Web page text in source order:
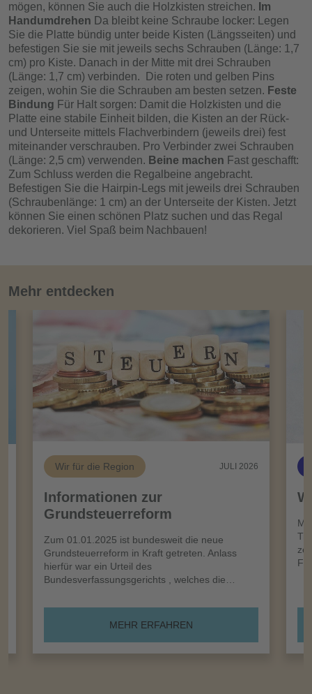
mögen, können Sie auch die Holzkisten streichen. Im
Handumdrehen Da bleibt keine Schraube locker: Legen
Sie die Platte bündig unter beide Kisten (Längsseiten) und
befestigen Sie sie mit jeweils sechs Schrauben (Länge: 1,7
cm) pro Kiste. Danach in der Mitte mit drei Schrauben
(Länge: 1,7 cm) verbinden. Die roten und gelben Pins
zeigen, wohin Sie die Schrauben am besten setzen. Feste
Bindung Für Halt sorgen: Damit die Holzkisten und die
Platte eine stabile Einheit bilden, die Kisten an der Rück-
und Unterseite mittels Flachverbindern (jeweils drei) fest
miteinander verschrauben. Pro Verbinder zwei Schrauben
(Länge: 2,5 cm) verwenden. Beine machen Fast geschafft:
Zum Schluss werden die Regalbeine angebracht.
Befestigen Sie die Hairpin-Legs mit jeweils drei Schrauben
(Schraubenlänge: 1 cm) an der Unterseite der Kisten. Jetzt
können Sie einen schönen Platz suchen und das Regal
dekorieren. Viel Spaß beim Nachbauen!
Mehr entdecken
Wir für die Region JULI 2026
Informationen zur
Grundsteuerreform
Zum 01.01.2025 ist bundesweit die neue
Grundsteuerreform in Kraft getreten. Anlass
hierfür war ein Urteil des
Bundesverfassungsgerichts , welches die…
MEHR ERFAHREN